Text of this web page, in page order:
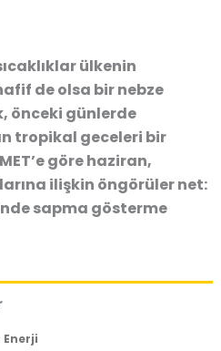
ülkenin
de olsa bir nebze
önceki günlerde
tropikal geceleri bir
göre haziran,
ilişkin öngörüler net:
sapma gösterme